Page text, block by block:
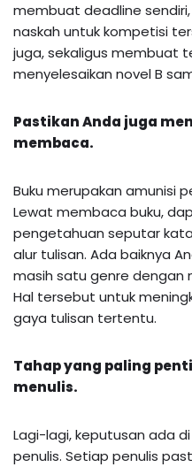
membuat deadline
naskah untuk kompetisi
juga, sekaligus membuat
menyelesaikan novel B
Pastikan Anda juga
membaca.
Buku merupakan amunisi
Lewat membaca buku,
pengetahuan seputar
alur tulisan. Ada baiknya
masih satu genre dengan
Hal tersebut untuk
gaya tulisan tertentu.
Tahap yang paling
menulis.
Lagi-lagi, keputusan ada
penulis. Setiap penulis